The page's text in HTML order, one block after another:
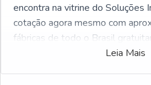
encontra na vitrine do Soluções
cotação agora mesmo com
fábricas de todo o Brasil
descobrir aqui no Soluções
Leia Mais